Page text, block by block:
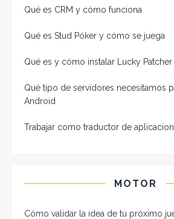
Qué es CRM y cómo funciona
Qué es Stud Póker y cómo se juega
Qué es y cómo instalar Lucky Patcher
Qué tipo de servidores necesitamos
Android
Trabajar como traductor de
MOTOR
Cómo validar la idea de tu próximo